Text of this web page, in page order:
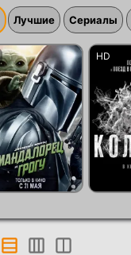
Лучшие Сериалы